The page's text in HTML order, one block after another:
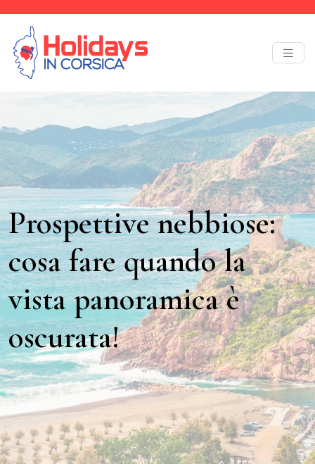
Prospettive nebbiose:
cosa fare quando la
vista panoramica è
oscurata!